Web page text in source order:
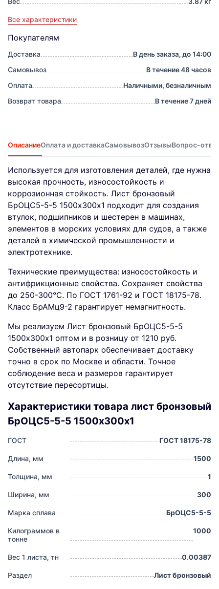
Все характеристики
Покупателям
Доставка
В день заказа, до 14:00
Самовывоз
В течение 48 часов
Оплата
Наличными, безналичным
Возврат товара
В течение 7 дней
ОписаниеОплата и доставкаСамовывозОтзывыВопрос-
Используется для изготовления деталей, где нужна
высокая прочность, износостойкость и
коррозионная стойкость. Лист бронзовый
БрОЦС5-5-5 1500х300х1 подходит для создания
втулок, подшипников и шестерен в машинах,
элементов в морских условиях для судов, а также
деталей в химической промышленности и
электротехнике.
Технические преимущества: износостойкость и
антифрикционные свойства. Сохраняет свойства
до 250-300°C. По ГОСТ 1761-92 и ГОСТ 18175-78.
Класс БрАМц9-2 гарантирует немагнитность.
Мы реализуем Лист бронзовый БрОЦС5-5-5
1500х300х1 оптом и в розницу от 1210 руб.
Собственный автопарк обеспечивает доставку
точно в срок по Москве и области. Точное
соблюдение веса и размеров гарантирует
отсутствие пересортицы.
Характеристики товара лист бронзовый
БрОЦС5-5-5 1500х300х1
ГОСТ ГОСТ 18175-78
Длина, мм 1500
Толщина, мм 1
Ширина, мм 300
Марка сплава БрОЦС5-5-5
Килограммов в
тонне
1000
Вес 1 листа, тн 0.00387
Раздел Лист бронзовый